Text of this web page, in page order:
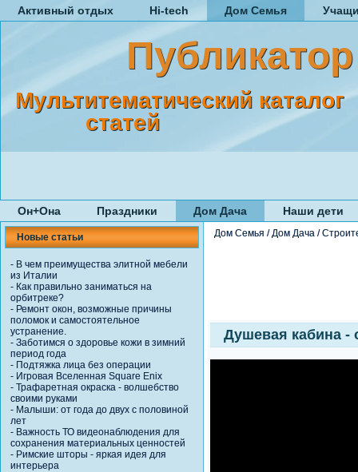
Активный отдых Hi-tech Дом Семья
Публикатор
Мультитематический каталог
статей
Он+Она Праздники Дом Дача Наши дети
Новые статьи
- В чем преимущества элитной мебели
из Италии
- Как правильно заниматься на
орбитреке?
- Ремонт окон, возможные причины
поломок и самостоятельное
устранение.
- Заботимся о здоровье кожи в зимний
период года
- Подтяжка лица без операции
- Игровая Вселенная Square Enix
- Трафаретная окраска - волшебство
своими руками
- Малыши: от года до двух с половиной
лет
- Важность ТО видеонаблюдения для
сохранения материальных ценностей
- Римские шторы - яркая идея для
интерьера
Дом Семья /Дом Дача /
Душевая кабина -